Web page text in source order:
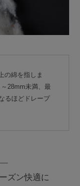
の綿を指しま
28mm未満、最
るほどドレープ
ズン快適に